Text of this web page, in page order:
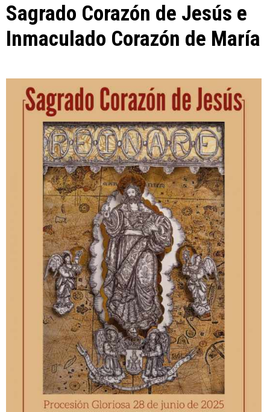
Sagrado Corazón de Jesús e
Inmaculado Corazón de María